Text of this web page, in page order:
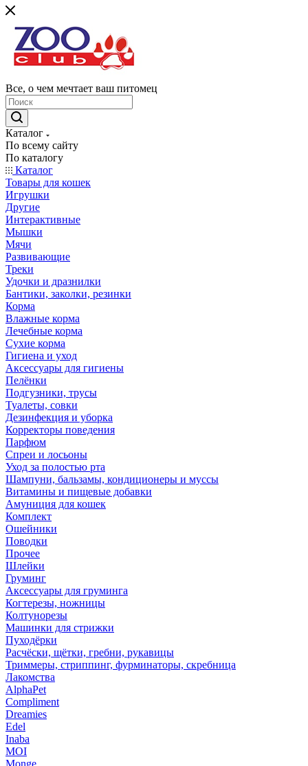
Все, о чем мечтает ваш питомец
Каталог
По всему сайту
По каталогу
Каталог
Товары для кошек
Игрушки
Другие
Интерактивные
Мышки
Мячи
Развивающие
Треки
Удочки и дразнилки
Бантики, заколки, резинки
Корма
Влажные корма
Лечебные корма
Сухие корма
Гигиена и уход
Аксессуары для гигиены
Пелёнки
Подгузники, трусы
Туалеты, совки
Дезинфекция и уборка
Корректоры поведения
Парфюм
Спреи и лосьоны
Уход за полостью рта
Шампуни, бальзамы, кондиционеры и муссы
Витамины и пищевые добавки
Амуниция для кошек
Комплект
Ошейники
Поводки
Прочее
Шлейки
Груминг
Аксессуары для груминга
Когтерезы, ножницы
Колтунорезы
Машинки для стрижки
Пуходёрки
Расчёски, щётки, гребни, рукавицы
Триммеры, стриппинг, фурминаторы, скребница
Лакомства
AlphaPet
Compliment
Dreamies
Edel
Inaba
MOI
Monge